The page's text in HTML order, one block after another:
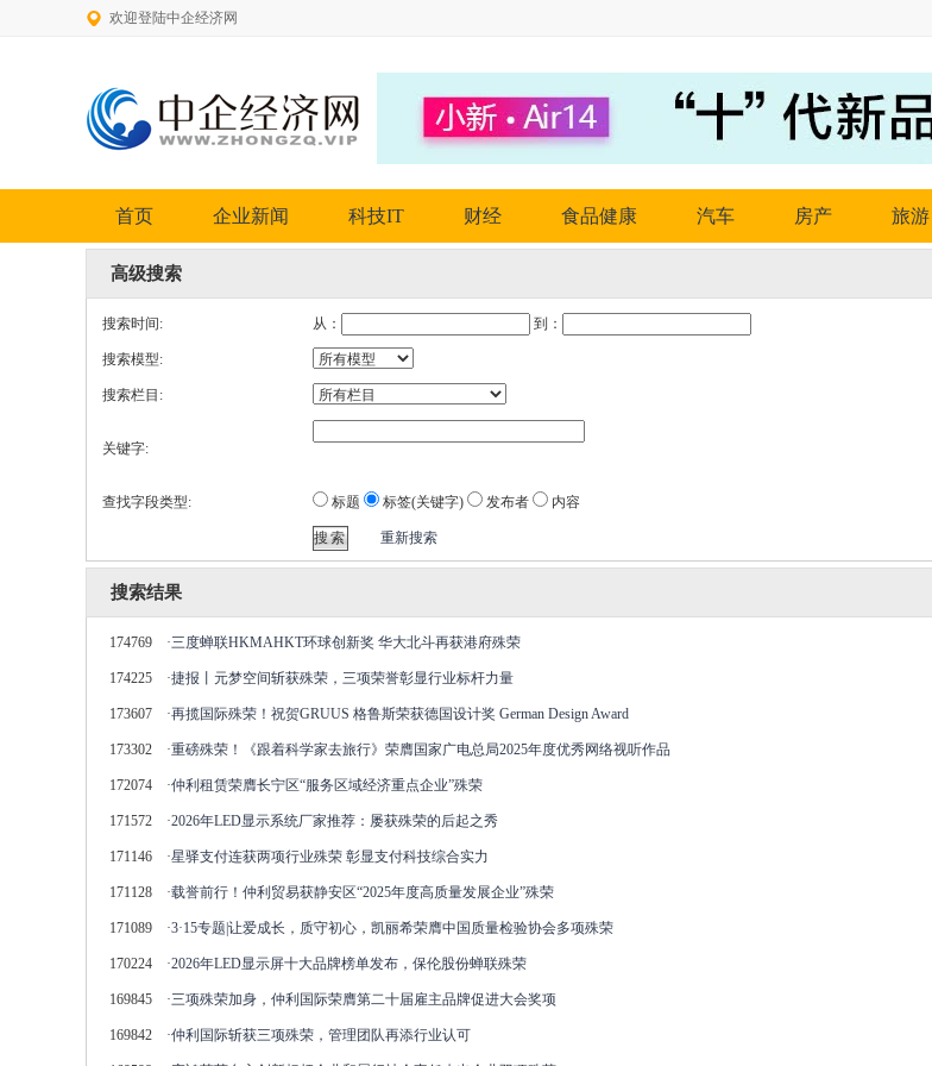
欢迎登陆中企经济网
首页 企业新闻 科技IT 财经 食品健康 汽车 房产 旅游
高级搜索
搜索时间: 从： 到：
搜索模型:
搜索栏目:
关键字:
查找字段类型: 标题 标签(关键字) 发布者 内容
重新搜索
搜索结果
174769 ·三度蝉联HKMAHKT环球创新奖 华大北斗再获港府殊荣
174225 ·捷报丨元梦空间斩获殊荣，三项荣誉彰显行业标杆力量
173607 ·再揽国际殊荣！祝贺GRUUS 格鲁斯荣获德国设计奖 German Design Award
173302 ·重磅殊荣！《跟着科学家去旅行》荣膺国家广电总局2025年度优秀网络视听作品
172074 ·仲利租赁荣膺长宁区“服务区域经济重点企业”殊荣
171572 ·2026年LED显示系统厂家推荐：屡获殊荣的后起之秀
171146 ·星驿支付连获两项行业殊荣 彰显支付科技综合实力
171128 ·载誉前行！仲利贸易获静安区“2025年度高质量发展企业”殊荣
171089 ·3·15专题|让爱成长，质守初心，凯丽希荣膺中国质量检验协会多项殊荣
170224 ·2026年LED显示屏十大品牌榜单发布，保伦股份蝉联殊荣
169845 ·三项殊荣加身，仲利国际荣膺第二十届雇主品牌促进大会奖项
169842 ·仲利国际斩获三项殊荣，管理团队再添行业认可